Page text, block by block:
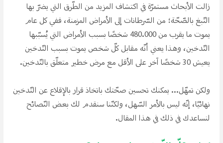
زالت الأبحاث مستمرّة في اكتشاف المزيد من الطّرق التي يضرّ بها
التّبغ بالصّحّة؛ من السّرطانات إلى الأمراض المزمنة، ففي كل عام
يموت ما يقرب من 480.000 شخصًا بسبب الأمراض التي يُسبّبها
التّدخين، وهذا يعني أنّه مقابل كلّ شخص يموت بسبب التّدخين
يعيش 30 شخصًا آخر على الأقل مع مرض خطير متعلّق بالتّدخين.
ولكن تمهّل... يمكنك تحسين صحّتك باتخاذ قرار بالإقلاع عن التّدخين
نهائيًا، إنّه ليس بالأمر السّهل، ولكنّنا سنقدم لك بعض النّصائح
لنساعدك في ذلك في هذا المقال.